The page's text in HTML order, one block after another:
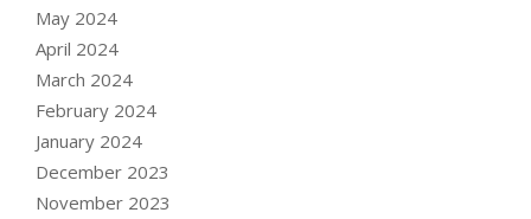
May 2024
April 2024
March 2024
February 2024
January 2024
December 2023
November 2023